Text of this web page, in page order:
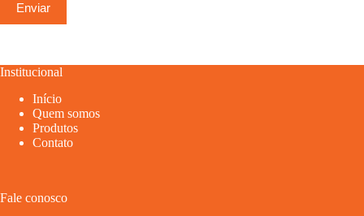
Enviar
Institucional
Início
Quem somos
Produtos
Contato
Fale conosco